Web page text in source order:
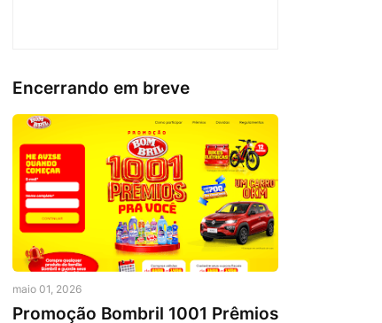
Encerrando em breve
maio 01, 2026
Promoção Bombril 1001 Prêmios